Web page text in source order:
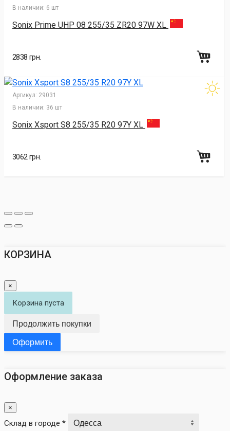
В наличии: 6 шт
Sonix Prime UHP 08 255/35 ZR20 97W XL
2838 грн.
Артикул: 29031
В наличии: 36 шт
Sonix Xsport S8 255/35 R20 97Y XL
3062 грн.
КОРЗИНА
×
Корзина пуста
Продолжить покупки
Оформить
Оформление заказа
×
Склад в городе *